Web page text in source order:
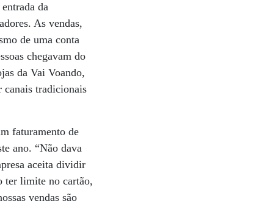
da
As vendas,
de uma conta
chegavam do
da Vai Voando,
canais tradicionais
faturamento de
ano. “Não dava
aceita dividir
ter limite no cartão,
vendas são